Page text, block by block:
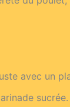
avec un
sucrée.